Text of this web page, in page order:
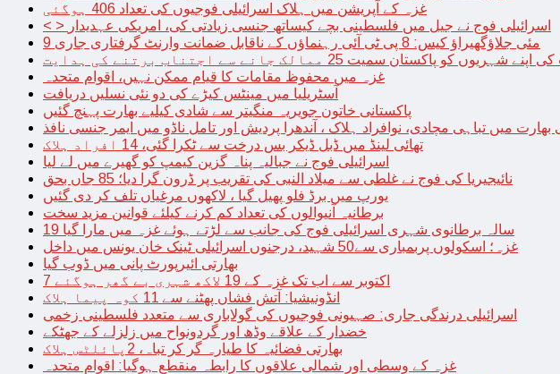
غزہ کے آپریشن میں ہلاک اسرائیلی فوجیوں کی تعداد 406 ہوگئی
< > اسرائیلی فوج نے جیل میں فلسطینی بچے کیساتھ جنسی زیادتی کی، امریکی عہدیدار
9 مئی جلاؤگھیراؤ کیس: 8 پی ٹی آئی رہنماؤں کے ناقابل ضمانت وارنٹ گرفتاری جاری
کو پاکستان سمیت 25 ممالک جانے سے اجتناب برتنے کی ہدایت
غزہ میں محفوظ مقامات کا قیام ممکن نہیں، اقوام متحدہ
آسٹریلیا میں مینٹس کیڑے کی دو نئی نسلیں دریافت
پاکستانی خاتون جویریہ منگیتر سے شادی کیلیے بھارت پہنچ گئیں
میں تباہی مچادی، نوافراد ہلاک ، آندھرا پردیش اور تامل ناڈو میں ایمر جنسی نافذ
تھائی لینڈ میں ڈبل ڈیکر بس درخت سے ٹکرا گئی، 14 افراد ہلاک
اسرائیلی فوج نے جبالیہ پناہ گزین کیمپ کو گھیرے میں لے لیا
نائیجیریا کی فوج نے غلطی سے میلاد النبی کی تقریب پر ڈرون گرا دیا؛ 85 جاں بحق
یورپ میں برڈ فلو پھیل گیا ، لاکھوں مرغیاں تلف کر دی گئیں
برطانیہ آنیوالوں کی تعداد کم کرنے کیلئے قوانین مزید سخت
19 سالہ برطانوی شہری اسرائیلی فوج کی جانب سے لڑتے ہوئے غزہ میں مارا گیا
غزہ؛ اسکولوں پربمباری سے50 شہید، درجنوں اسرائیلی ٹینک خان یونس میں داخل
بھارتی ائیرپورٹ پانی میں ڈوب گیا
7 اکتوبر سے اب تک غزہ کے 19 لاکھ شہری بے گھر ہوگئے
انڈونیشیا: آتش فشاں پھٹنے سے 11 کوہ پیما ہلاک
اسرائیلی درندگی جاری: صہیونی فوجیوں کی گولاباری سے متعدد فلسطینی زخمی
خضدار کے علاقے وڈھ اور گردونواح میں زلزلے کے جھٹکے
بھارتی فضائیہ کا طیارہ گر کر تباہ، 2پائلٹس ہلاک
غزہ کے وسطی اور شمالی علاقوں کا رابطہ منقطع ہوگیا: اقوام متحدہ